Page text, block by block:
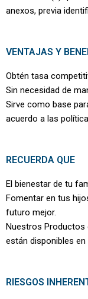
anexos, previa
VENTAJAS Y
Obtén tasa
Sin necesidad de
Sirve como base
acuerdo a las
RECUERDA QUE
El bienestar de tu
Fomentar en tus
futuro mejor.
Nuestros Productos
están disponibles
RIESGOS